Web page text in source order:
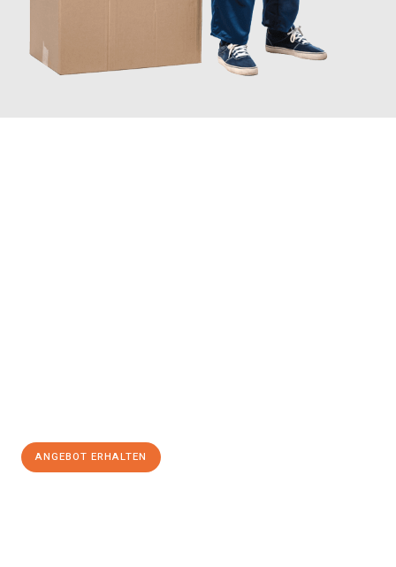
ANGEBOT ERHALTEN